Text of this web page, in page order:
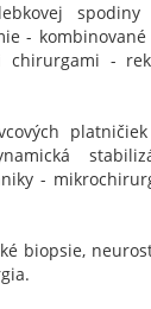
spodiny
-
-
-
biopsie,